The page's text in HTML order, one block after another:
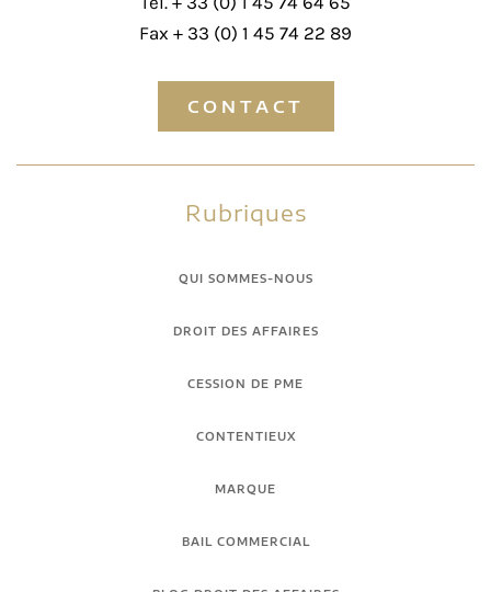
Fax + 33 (0) 1 45 74 22 89
CONTACT
Rubriques
QUI SOMMES-NOUS
DROIT DES AFFAIRES
CESSION DE PME
CONTENTIEUX
MARQUE
BAIL COMMERCIAL